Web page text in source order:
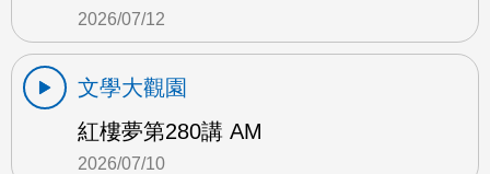
2026/07/12
文學大觀園
紅樓夢第280講 AM
2026/07/10